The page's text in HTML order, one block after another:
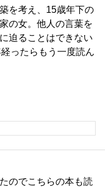
を考え、15歳年下の
の女。他人の言葉を
迫ることはできない
ったらもう一度読ん
のでこちらの本も読